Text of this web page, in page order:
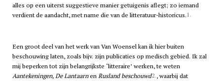
alles op een uiterst suggestieve manier getuigenis aflegt; zo iemand
verdient de aandacht, met name die van de litteratuur-historicus.1.
Een groot deel van het werk van Van Woensel kan ik hier buiten
beschouwing laten, zoals bijv. zijn publicaties op medisch gebied. Ik zal
mij beperken tot zijn belangrijkste ‘litteraire’ werken, te weten
Aantekeningen, De LantaarnenRusland beschouwd2., waarbij dat